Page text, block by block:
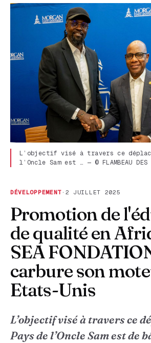
L’objectif visé à travers ce
l’Oncle Sam est … — © FLAMBEAU DES
DÉVELOPPEMENT · 2 JUILLET 2025
Promotion de
de qualité en
SEA
carbure son
Etats-Unis
L’objectif visé à travers ce
Pays de l’Oncle Sam est de